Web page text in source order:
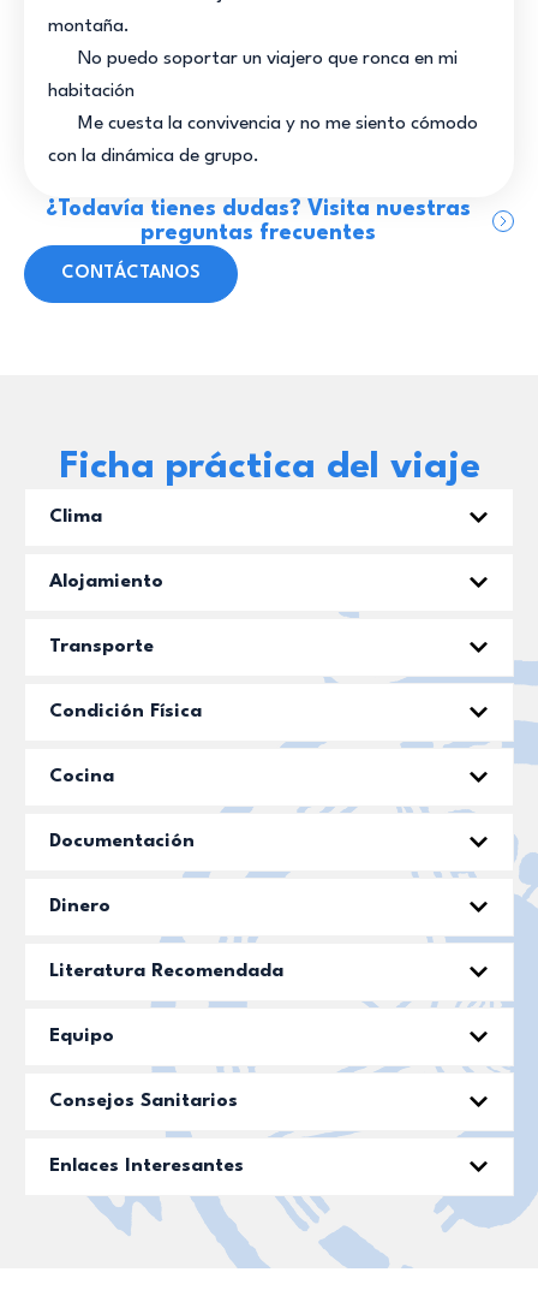
montaña.
No puedo soportar un viajero que ronca en mi
habitación
Me cuesta la convivencia y no me siento cómodo
con la dinámica de grupo.
¿Todavía tienes dudas? Visita nuestras
preguntas frecuentes
CONTÁCTANOS
Ficha práctica del viaje
Clima
Alojamiento
Transporte
Condición Física
Cocina
Documentación
Dinero
Literatura Recomendada
Equipo
Consejos Sanitarios
Enlaces Interesantes